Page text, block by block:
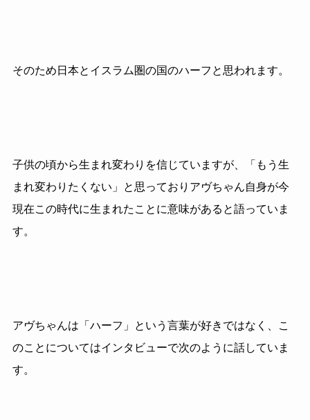
そのため日本とイスラム圏の国のハーフと思われます。
子供の頃から生まれ変わりを信じていますが、「もう生
まれ変わりたくない」と思っておりアヴちゃん自身が今
現在この時代に生まれたことに意味があると語っていま
す。
アヴちゃんは「ハーフ」という言葉が好きではなく、こ
のことについてはインタビューで次のように話していま
す。